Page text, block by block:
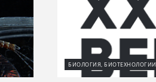
БИОЛОГИЯ, БИОТЕХНОЛОГИИ